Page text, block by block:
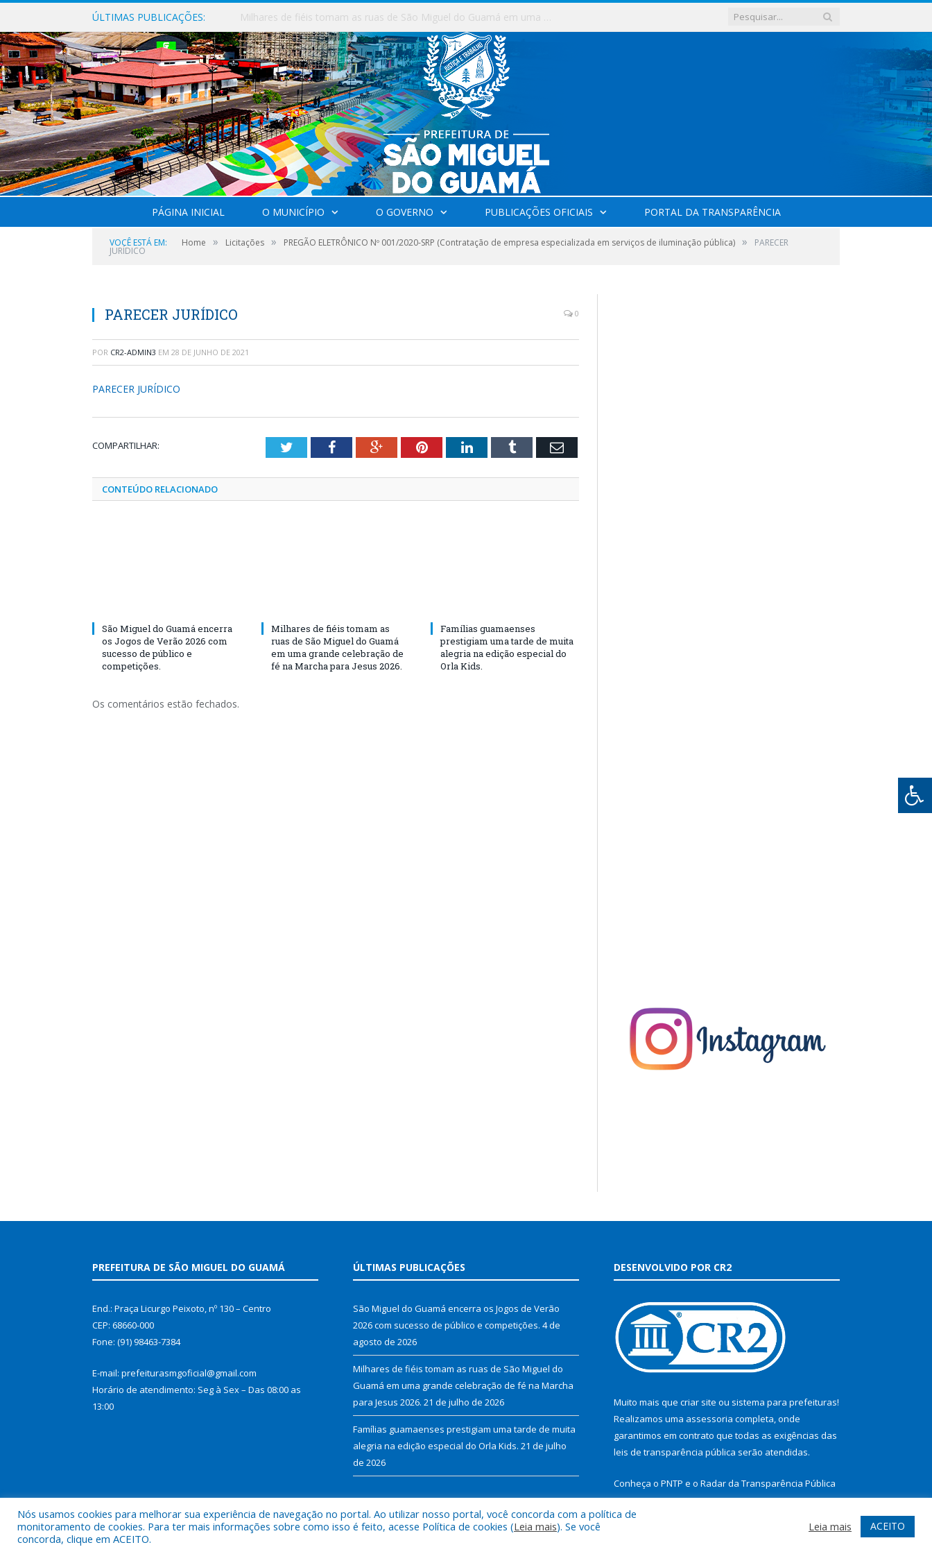
ÚLTIMAS PUBLICAÇÕES:
PÁGINA INICIAL O MUNICÍPIO O GOVERNO PUBLICAÇÕES OFICIAIS PORTAL DA TRANSPARÊNCIA
VOCÊ ESTÁ EM: Home » Licitações » PREGÃO ELETRÔNICO Nº 001/2020-SRP (Contratação de empresa especializada em serviços de iluminação pública) » PARECER
JURÍDICO
PARECER JURÍDICO 0
POR CR2-ADMIN3 EM 28 DE JUNHO DE 2021
PARECER JURÍDICO
COMPARTILHAR: TwitterFacebookGoogle+PinterestLinkedInTumblr Email
CONTEÚDO RELACIONADO
São Miguel do Guamá encerra
os Jogos de Verão 2026 com
sucesso de público e
competições.
Milhares de fiéis tomam as
ruas de São Miguel do Guamá
em uma grande celebração de
fé na Marcha para Jesus 2026.
Famílias guamaenses
prestigiam uma tarde de muita
alegria na edição especial do
Orla Kids.
Os comentários estão fechados.
PREFEITURA DE SÃO MIGUEL DO GUAMÁ
End.: Praça Licurgo Peixoto, nº 130 – Centro
CEP: 68660-000
Fone: (91) 98463-7384
E-mail: prefeiturasmgoficial@gmail.com
Horário de atendimento: Seg à Sex – Das 08:00 as
13:00
ÚLTIMAS PUBLICAÇÕES
São Miguel do Guamá encerra os Jogos de Verão
2026 com sucesso de público e competições. 4 de
agosto de 2026
Milhares de fiéis tomam as ruas de São Miguel do
Guamá em uma grande celebração de fé na Marcha
para Jesus 2026. 21 de julho de 2026
Famílias guamaenses prestigiam uma tarde de muita
alegria na edição especial do Orla Kids. 21 de julho
de 2026
DESENVOLVIDO POR CR2
Muito mais que criar site ou sistema para prefeituras!
Realizamos uma assessoria completa, onde
garantimos em contrato que todas as exigências das
leis de transparência pública serão atendidas.
Conheça o PNTP e o Radar da Transparência Pública
Nós usamos cookies para melhorar sua experiência de navegação no portal. Ao utilizar nosso portal, você concorda com a política de
monitoramento de cookies. Para ter mais informações sobre como isso é feito, acesse Política de cookies (Leia mais). Se você
concorda, clique em ACEITO.
Leia mais ACEITO